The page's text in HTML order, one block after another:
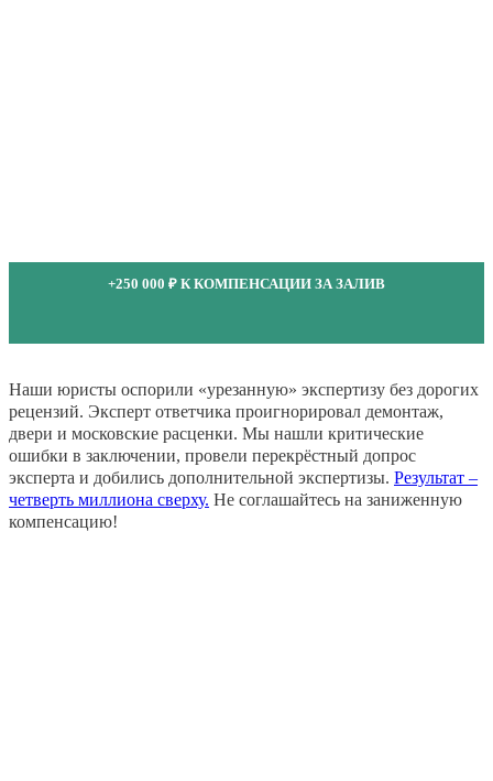
+250 000 ₽ К КОМПЕНСАЦИИ ЗА ЗАЛИВ
Наши юристы оспорили «урезанную» экспертизу без дорогих
рецензий. Эксперт ответчика проигнорировал демонтаж,
двери и московские расценки. Мы нашли критические
ошибки в заключении, провели перекрёстный допрос
эксперта и добились дополнительной экспертизы. Результат –
четверть миллиона сверху. Не соглашайтесь на заниженную
компенсацию!